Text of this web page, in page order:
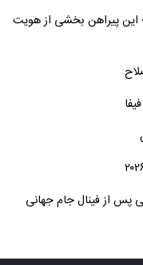
این پیراهن بخشی از هویت
پس از فینال جام جهانی